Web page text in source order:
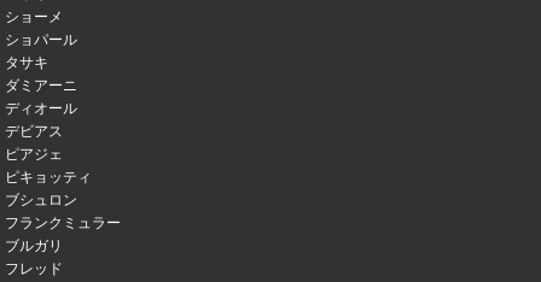
ショーメ
ショパール
タサキ
ダミアーニ
ディオール
デビアス
ピアジェ
ピキョッティ
ブシュロン
フランクミュラー
ブルガリ
フレッド